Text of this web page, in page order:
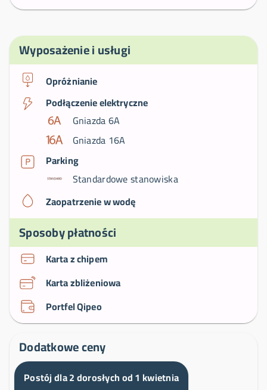
Wyposażenie i usługi
Opróżnianie
Podłączenie elektryczne
Gniazda 6A
Gniazda 16A
Parking
Standardowe stanowiska
Zaopatrzenie w wodę
Sposoby płatności
Karta z chipem
Karta zbliżeniowa
Portfel Qipeo
Dodatkowe ceny
Postój dla 2 dorosłych od 1 kwietnia